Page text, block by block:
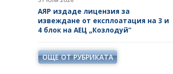
АЯР издаде лицензия за
извеждане от експлоатация на 3 и
4 блок на АЕЦ „Козлодуй“
ОЩЕ ОТ РУБРИКАТА